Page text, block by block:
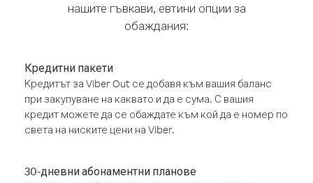
нашите гъвкави, евтини опции за
обаждания:
Кредитни пакети
Кредитът за Viber Out се добавя към вашия баланс
при закупуване на каквато и да е сума. С вашия
кредит можете да се обаждате към кой да е номер по
света на ниските цени на Viber.
30-дневни абонаментни планове